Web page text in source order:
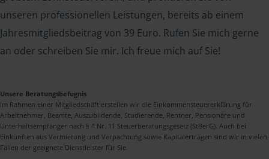
unseren professionellen Leistungen, bereits ab einem
Jahresmitgliedsbeitrag von 39 Euro. Rufen Sie mich gerne
an oder schreiben Sie mir. Ich freue mich auf Sie!
Unsere Beratungsbefugnis
Im Rahmen einer Mitgliedschaft erstellen wir die Einkommensteuererklärung für
Arbeitnehmer, Beamte, Auszubildende, Studierende, Rentner, Pensionäre und
Unterhaltsempfänger nach § 4 Nr. 11 Steuerberatungsgesetz (StBerG). Auch bei
Einkünften aus Vermietung und Verpachtung sowie Kapitalerträgen sind wir in vielen
Fällen der geeignete Dienstleister für Sie.